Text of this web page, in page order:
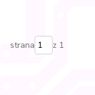
strana z 1